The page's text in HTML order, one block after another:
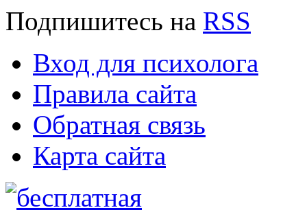
Подпишитесь на RSS
Вход для психолога
Правила сайта
Обратная связь
Карта сайта